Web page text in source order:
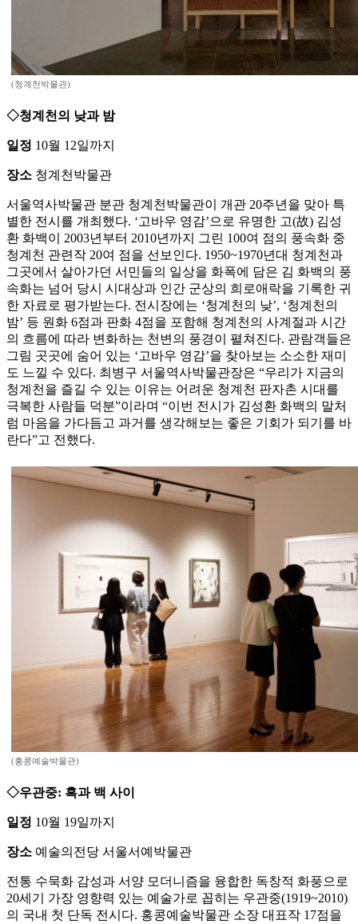
(청계천박물관)
◇청계천의 낮과 밤
일정 10월 12일까지
장소 청계천박물관
서울역사박물관 분관 청계천박물관이 개관 20주년을 맞아 특
별한 전시를 개최했다. ‘고바우 영감’으로 유명한 고(故) 김성
환 화백이 2003년부터 2010년까지 그린 100여 점의 풍속화 중
청계천 관련작 20여 점을 선보인다. 1950~1970년대 청계천과
그곳에서 살아가던 서민들의 일상을 화폭에 담은 김 화백의 풍
속화는 넘어 당시 시대상과 인간 군상의 희로애락을 기록한 귀
한 자료로 평가받는다. 전시장에는 ‘청계천의 낮’, ‘청계천의
밤’ 등 원화 6점과 판화 4점을 포함해 청계천의 사계절과 시간
의 흐름에 따라 변화하는 천변의 풍경이 펼쳐진다. 관람객들은
그림 곳곳에 숨어 있는 ‘고바우 영감’을 찾아보는 소소한 재미
도 느낄 수 있다. 최병구 서울역사박물관장은 “우리가 지금의
청계천을 즐길 수 있는 이유는 어려운 청계천 판자촌 시대를
극복한 사람들 덕분”이라며 “이번 전시가 김성환 화백의 말처
럼 마음을 가다듬고 과거를 생각해보는 좋은 기회가 되기를 바
란다”고 전했다.
(홍콩예술박물관)
◇우관중: 흑과 백 사이
일정 10월 19일까지
장소 예술의전당 서울서예박물관
전통 수묵화 감성과 서양 모더니즘을 융합한 독창적 화풍으로
20세기 가장 영향력 있는 예술가로 꼽히는 우관중(1919~2010)
의 국내 첫 단독 전시다. 홍콩예술박물관 소장 대표작 17점을